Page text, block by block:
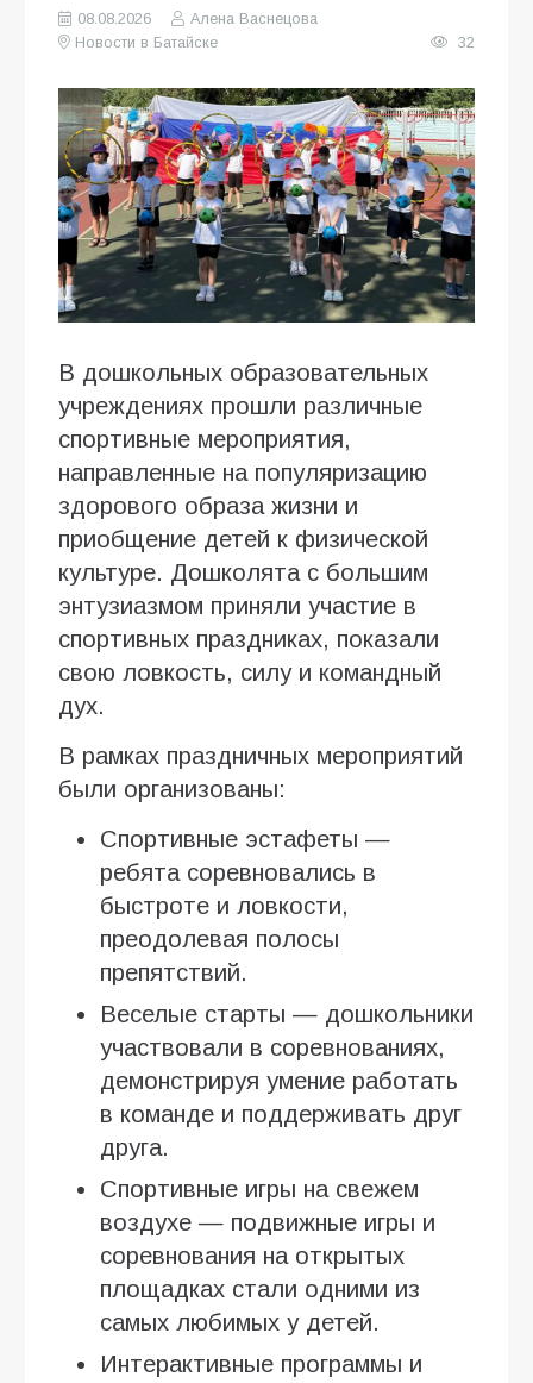
08.08.2026
Алена Васнецова
Новости в Батайске
32
В дошкольных образовательных
учреждениях прошли различные
спортивные мероприятия,
направленные на популяризацию
здорового образа жизни и
приобщение детей к физической
культуре. Дошколята с большим
энтузиазмом приняли участие в
спортивных праздниках, показали
свою ловкость, силу и командный
дух.
В рамках праздничных мероприятий
были организованы:
Спортивные эстафеты —
ребята соревновались в
быстроте и ловкости,
преодолевая полосы
препятствий.
Веселые старты — дошкольники
участвовали в соревнованиях,
демонстрируя умение работать
в команде и поддерживать друг
друга.
Спортивные игры на свежем
воздухе — подвижные игры и
соревнования на открытых
площадках стали одними из
самых любимых у детей.
Интерактивные программы и